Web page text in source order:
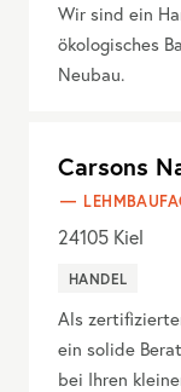
Wir sind ein
ökologisches
Neubau.
Carsons
24105 Kiel
HANDEL
Als
ein solide
bei Ihren